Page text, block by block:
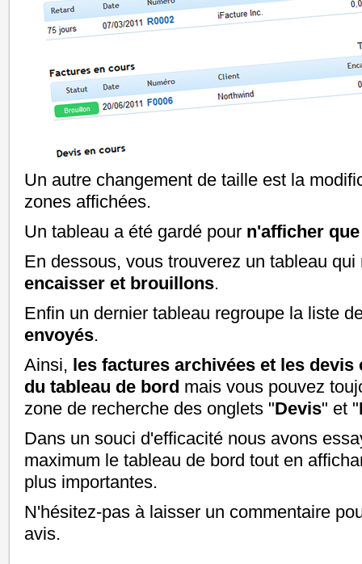
Un autre changement de taille est la
zones affichées.
Un tableau a été gardé pour n'afficher
En dessous, vous trouverez un tableau
encaisser et brouillons.
Enfin un dernier tableau regroupe la liste
envoyés.
Ainsi, les factures archivées et les
du tableau de bord mais vous pouvez
zone de recherche des onglets "Devis" et "
Dans un souci d'efficacité nous avons
maximum le tableau de bord tout en
plus importantes.
N'hésitez-pas à laisser un commentaire
avis.